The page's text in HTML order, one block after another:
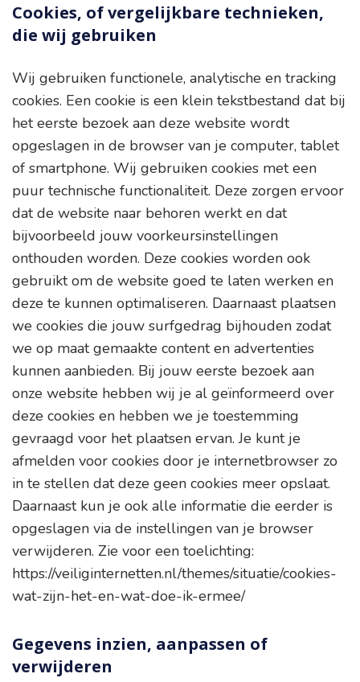
Cookies, of vergelijkbare technieken,
die wij gebruiken
Wij gebruiken functionele, analytische en tracking
cookies. Een cookie is een klein tekstbestand dat bij
het eerste bezoek aan deze website wordt
opgeslagen in de browser van je computer, tablet
of smartphone. Wij gebruiken cookies met een
puur technische functionaliteit. Deze zorgen ervoor
dat de website naar behoren werkt en dat
bijvoorbeeld jouw voorkeursinstellingen
onthouden worden. Deze cookies worden ook
gebruikt om de website goed te laten werken en
deze te kunnen optimaliseren. Daarnaast plaatsen
we cookies die jouw surfgedrag bijhouden zodat
we op maat gemaakte content en advertenties
kunnen aanbieden. Bij jouw eerste bezoek aan
onze website hebben wij je al geïnformeerd over
deze cookies en hebben we je toestemming
gevraagd voor het plaatsen ervan. Je kunt je
afmelden voor cookies door je internetbrowser zo
in te stellen dat deze geen cookies meer opslaat.
Daarnaast kun je ook alle informatie die eerder is
opgeslagen via de instellingen van je browser
verwijderen. Zie voor een toelichting:
https://veiliginternetten.nl/themes/situatie/cookies-
wat-zijn-het-en-wat-doe-ik-ermee/
Gegevens inzien, aanpassen of
verwijderen